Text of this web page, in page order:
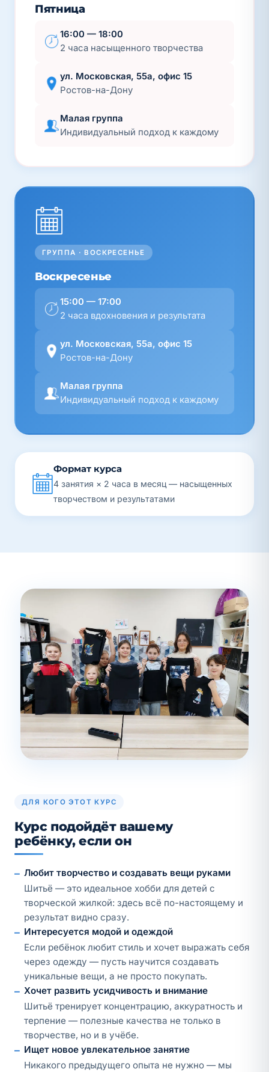
Пятница
16:00 — 18:00
2 часа насыщенного творчества
ул. Московская, 55а, офис 15
Ростов-на-Дону
Малая группа
Индивидуальный подход к каждому
ГРУППА · ВОСКРЕСЕНЬЕ
Воскресенье
15:00 — 17:00
2 часа вдохновения и результата
ул. Московская, 55а, офис 15
Ростов-на-Дону
Малая группа
Индивидуальный подход к каждому
Формат курса
4 занятия × 2 часа в месяц — насыщенных
творчеством и результатами
ДЛЯ КОГО ЭТОТ КУРС
Курс подойдёт вашему
ребёнку, если он
– Любит творчество и создавать вещи руками
Шитьё — это идеальное хобби для детей с
творческой жилкой: здесь всё по-настоящему и
результат видно сразу.
– Интересуется модой и одеждой
Если ребёнок любит стиль и хочет выражать себя
через одежду — пусть научится создавать
уникальные вещи, а не просто покупать.
– Хочет развить усидчивость и внимание
Шитьё тренирует концентрацию, аккуратность и
терпение — полезные качества не только в
творчестве, но и в учёбе.
– Ищет новое увлекательное занятие
Никакого предыдущего опыта не нужно — мы